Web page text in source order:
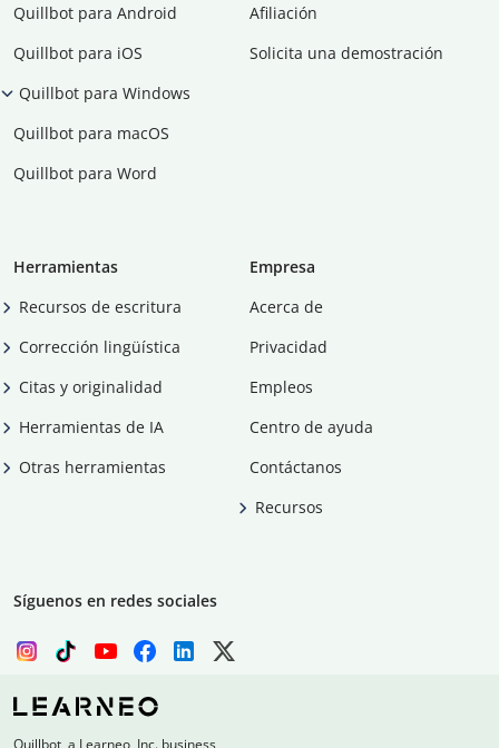
Quillbot para Android
Quillbot para iOS
Quillbot para Windows
Quillbot para macOS
Quillbot para Word
Afiliación
Solicita una demostración
Herramientas
Recursos de escritura
Corrección lingüística
Citas y originalidad
Herramientas de IA
Otras herramientas
Empresa
Acerca de
Privacidad
Empleos
Centro de ayuda
Contáctanos
Recursos
Síguenos en redes sociales
Quillbot, a Learneo, Inc. business